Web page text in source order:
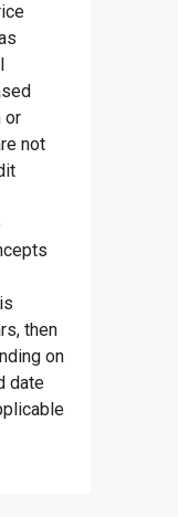
or
not
then
on
date